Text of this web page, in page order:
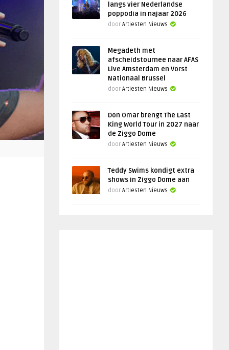
langs vier Nederlandse
poppodia in najaar 2026
door Artiesten Nieuws
Megadeth met
afscheidstournee naar AFAS
Live Amsterdam en Vorst
Nationaal Brussel
door Artiesten Nieuws
Don Omar brengt The Last
King World Tour in 2027 naar
de Ziggo Dome
door Artiesten Nieuws
Teddy Swims kondigt extra
shows in Ziggo Dome aan
door Artiesten Nieuws